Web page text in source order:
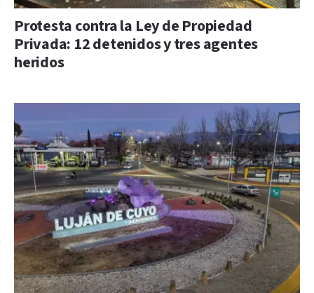
Protesta contra la Ley de Propiedad
Privada: 12 detenidos y tres agentes
heridos